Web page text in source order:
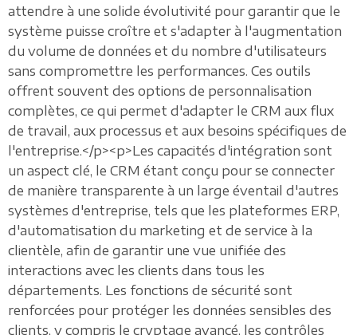
attendre à une solide évolutivité pour garantir que le
système puisse croître et s'adapter à l'augmentation
du volume de données et du nombre d'utilisateurs
sans compromettre les performances. Ces outils
offrent souvent des options de personnalisation
complètes, ce qui permet d'adapter le CRM aux flux
de travail, aux processus et aux besoins spécifiques de
l'entreprise.</p><p>Les capacités d'intégration sont
un aspect clé, le CRM étant conçu pour se connecter
de manière transparente à un large éventail d'autres
systèmes d'entreprise, tels que les plateformes ERP,
d'automatisation du marketing et de service à la
clientèle, afin de garantir une vue unifiée des
interactions avec les clients dans tous les
départements. Les fonctions de sécurité sont
renforcées pour protéger les données sensibles des
clients, y compris le cryptage avancé, les contrôles